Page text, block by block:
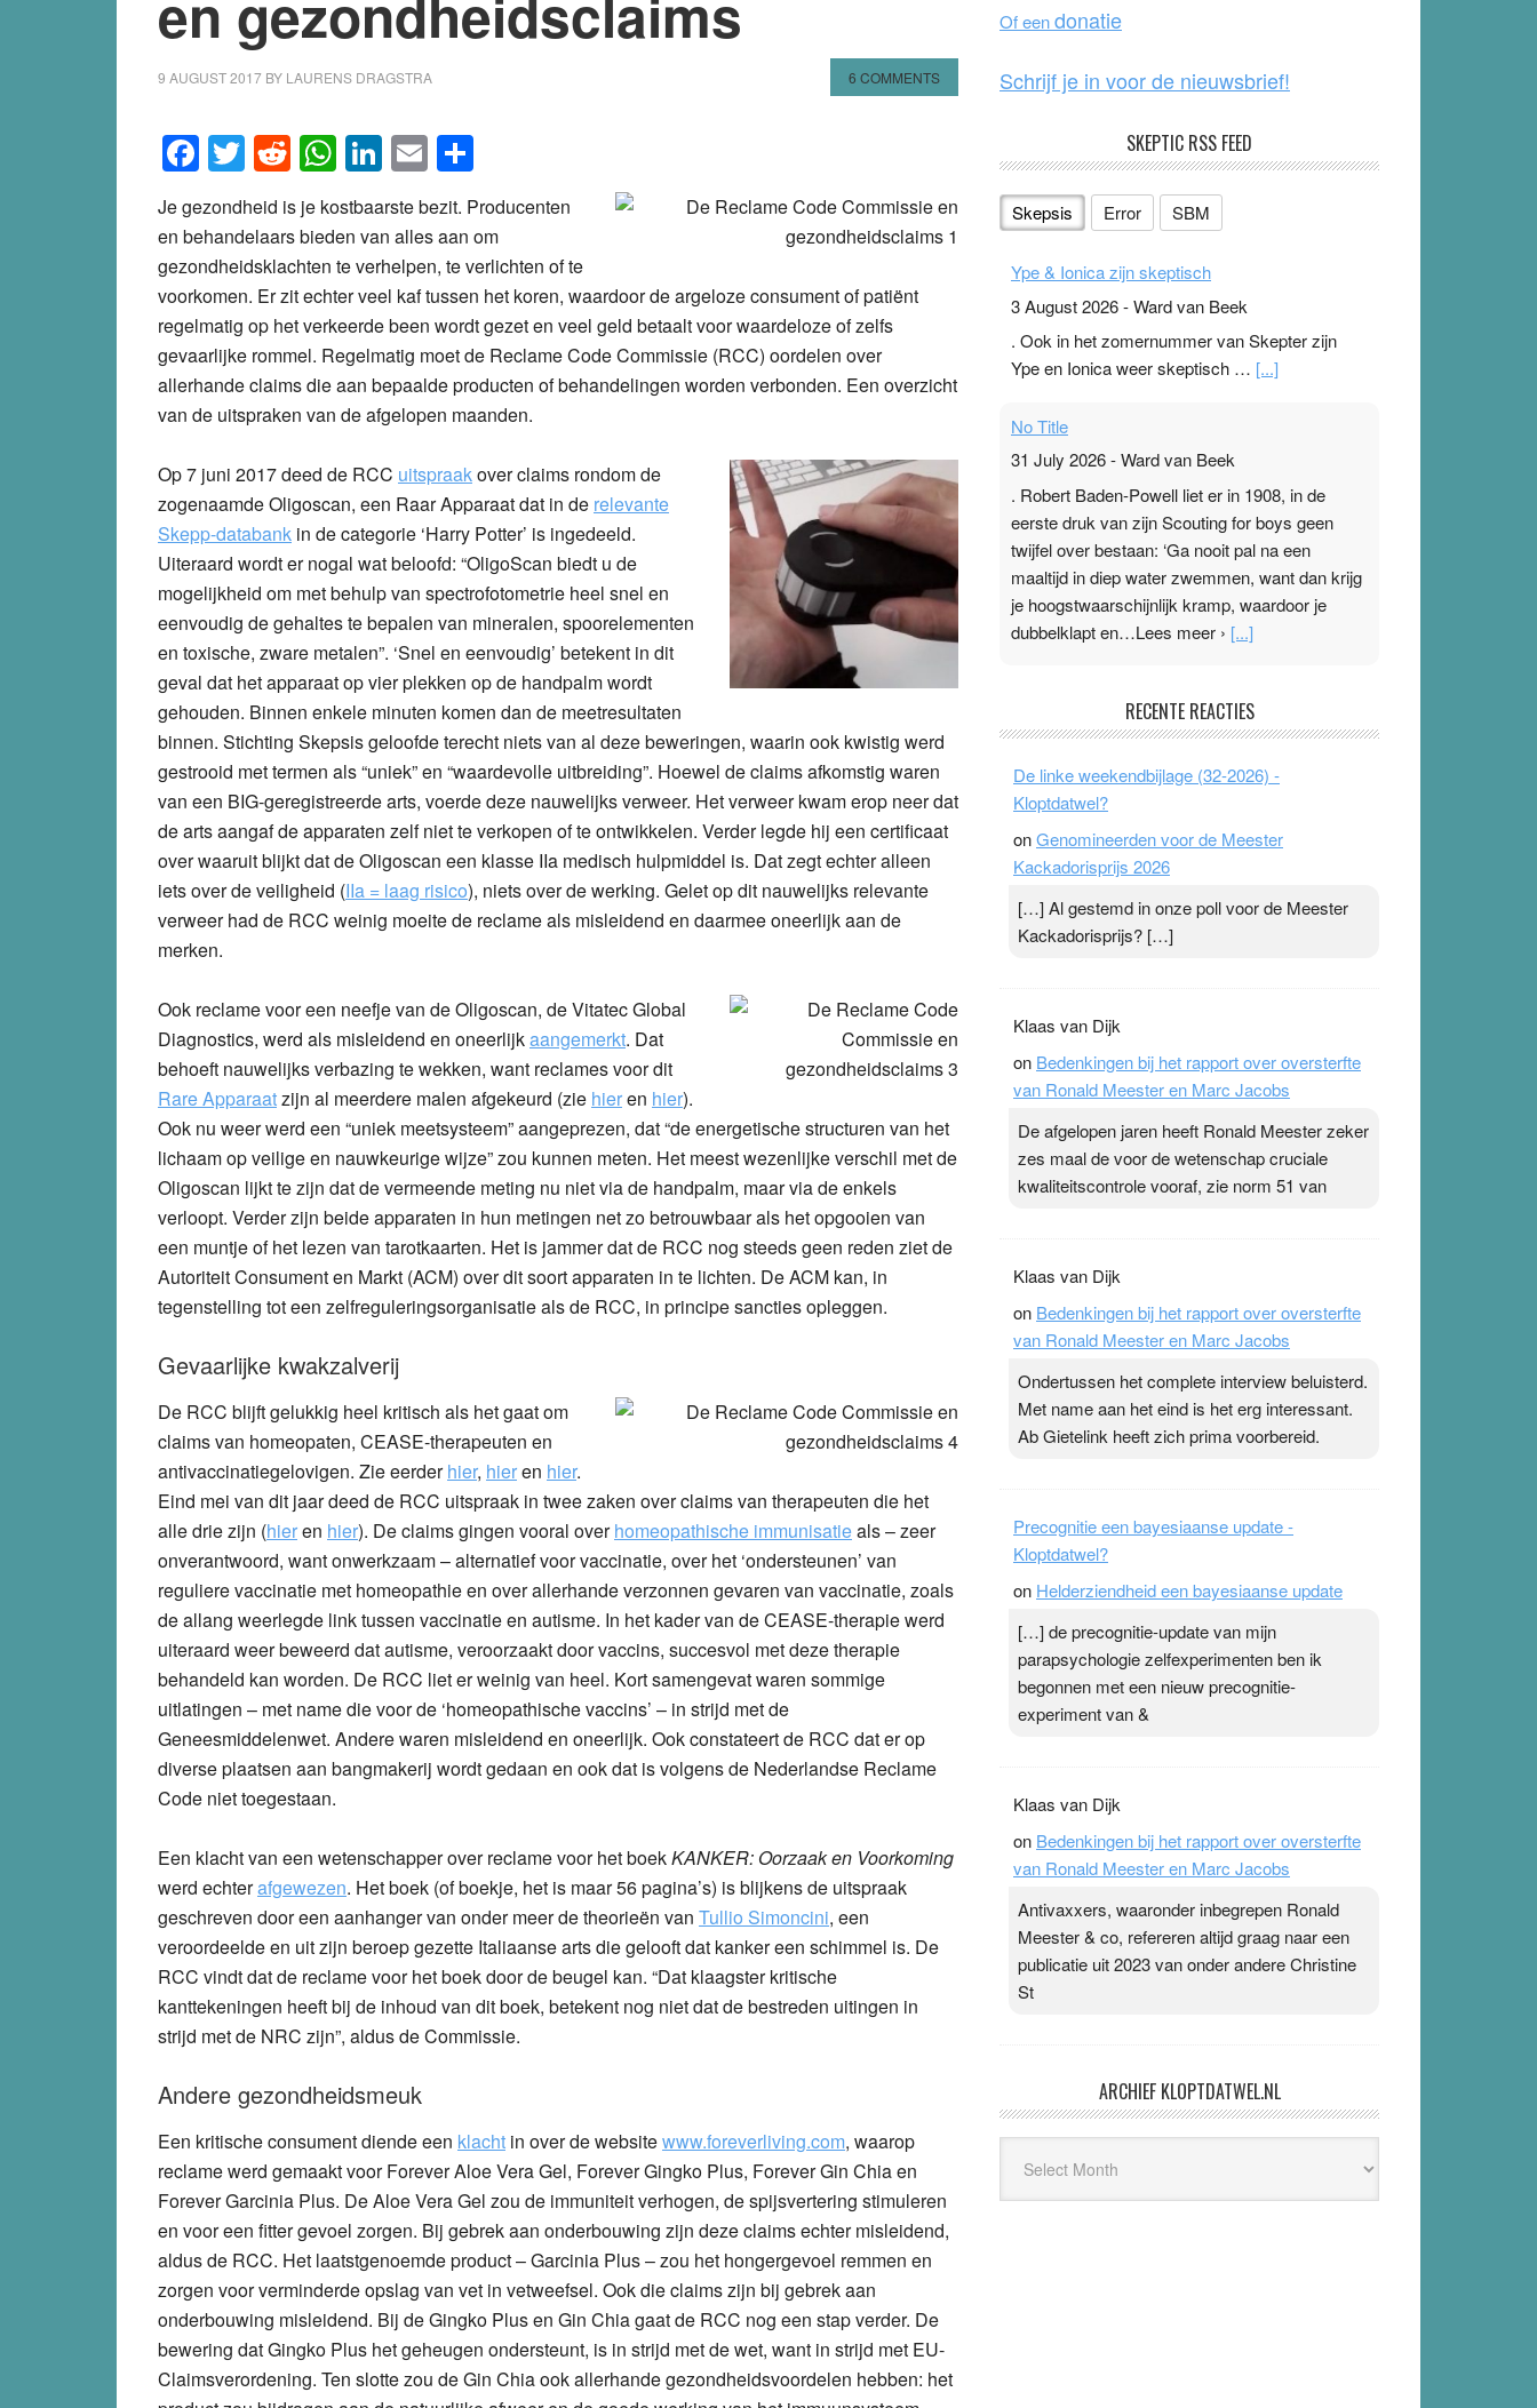
9 AUGUST 2017 BY LAURENS DRAGSTRA 6 COMMENTS
Facebook
Twitter
Reddit
WhatsApp
LinkedIn
Email
Je gezondheid is je kostbaarste bezit. Producenten
en behandelaars bieden van alles aan om
gezondheidsklachten te verhelpen, te verlichten of te
voorkomen. Er zit echter veel kaf tussen het koren, waardoor de argeloze consument of patiënt
regelmatig op het verkeerde been wordt gezet en veel geld betaalt voor waardeloze of zelfs
gevaarlijke rommel. Regelmatig moet de Reclame Code Commissie (RCC) oordelen over
allerhande claims die aan bepaalde producten of behandelingen worden verbonden. Een overzicht
van de uitspraken van de afgelopen maanden.
Op 7 juni 2017 deed de RCC uitspraakover claims rondom de
zogenaamdeOligoscan, een Raar Apparaat dat in de relevante
Skepp-databank in de categorie ‘Harry Potter’ is ingedeeld.
Uiteraard wordt er nogal wat beloofd: “OligoScan biedt u de
mogelijkheid om met behulp van spectrofotometrie heel snel en
eenvoudig de gehaltes te bepalen van mineralen, spoorelementen
en toxische, zware metalen”. ‘Snel en eenvoudig’ betekent in dit
geval dat het apparaat op vier plekken op de handpalm wordt
gehouden. Binnen enkele minuten komen dan de meetresultaten
binnen. Stichting Skepsis geloofde terecht niets van al deze beweringen, waarin ook kwistig werd
gestrooid met termen als “uniek” en “waardevolle uitbreiding”. Hoewel de claims afkomstig waren
van een BIG-geregistreerde arts, voerde deze nauwelijks verweer. Het verweer kwam erop neer dat
de arts aangaf de apparaten zelf niet te verkopen of te ontwikkelen. Verder legde hij een certificaat
over waaruit blijkt dat de Oligoscan een klasse IIa medisch hulpmiddel is. Dat zegt echter alleen
iets over de veiligheid (IIa = laag risico), niets over de werking. Gelet op dit nauwelijks relevante
verweer had de RCC weinig moeite de reclame als misleidend en daarmee oneerlijk aan de
merken.
Ook reclame voor een neefje van de Oligoscan, deVitatec Global
Diagnostics, werd als misleidend en oneerlijkaangemerkt. Dat
behoeft nauwelijks verbazing te wekken, want reclames voor dit
Rare Apparaatzijn al meerdere malen afgekeurd (zie hieren hier).
Ook nu weer werd een “uniek meetsysteem” aangeprezen, dat “de energetische structuren van het
lichaam op veilige en nauwkeurige wijze” zou kunnen meten. Het meest wezenlijke verschil met de
Oligoscan lijkt te zijn dat de vermeende meting nu niet via de handpalm, maar via de enkels
verloopt. Verder zijn beide apparaten in hun metingen net zo betrouwbaar als het opgooien van
een muntje of het lezen van tarotkaarten. Het is jammer dat de RCC nog steeds geen reden ziet de
Autoriteit Consument en Markt (ACM) over dit soort apparaten in te lichten. De ACM kan, in
tegenstelling tot een zelfreguleringsorganisatie als de RCC, in principe sancties opleggen.
Gevaarlijke kwakzalverij
De RCC blijft gelukkig heel kritisch als het gaat om
claims van homeopaten, CEASE-therapeuten en
antivaccinatiegelovigen. Zie eerderhier, hieren hier.
Eind mei van dit jaar deed de RCC uitspraak in twee zaken over claims van therapeuten die het
alle drie zijn (hieren hier). De claims gingen vooral overhomeopathische immunisatieals – zeer
onverantwoord, want onwerkzaam – alternatief voor vaccinatie, over het ‘ondersteunen’ van
reguliere vaccinatie met homeopathie en over allerhande verzonnen gevaren van vaccinatie, zoals
de allang weerlegde link tussen vaccinatie en autisme. In het kader van de CEASE-therapie werd
uiteraard weer beweerd dat autisme, veroorzaakt door vaccins, succesvol met deze therapie
behandeld kan worden. De RCC liet er weinig van heel. Kort samengevat waren sommige
uitlatingen – met name die voor de ‘homeopathische vaccins’ – in strijd met de
Geneesmiddelenwet. Andere waren misleidend en oneerlijk. Ook constateert de RCC dat er op
diverse plaatsen aan bangmakerij wordt gedaan en ook dat is volgens de Nederlandse Reclame
Code niet toegestaan.
Een klacht van een wetenschapper over reclame voor het boekKANKER: Oorzaak en Voorkoming
werd echterafgewezen. Het boek (of boekje, het is maar 56 pagina’s) is blijkens de uitspraak
geschreven door een aanhanger van onder meer de theorieën van Tullio Simoncini, een
veroordeelde en uit zijn beroep gezette Italiaanse arts die gelooft dat kanker een schimmel is. De
RCC vindt dat de reclame voor het boek door de beugel kan. “Dat klaagster kritische
kanttekeningen heeft bij de inhoud van dit boek, betekent nog niet dat de bestreden uitingen in
strijd met de NRC zijn”, aldus de Commissie.
Andere gezondheidsmeuk
Een kritische consument diende een klacht in over de websitewww.foreverliving.com, waarop
reclame werd gemaakt voorForever Aloe Vera Gel, Forever Gingko Plus, Forever Gin Chiaen
Forever Garcinia Plus. De Aloe Vera Gel zou de immuniteit verhogen, de spijsvertering stimuleren
en voor een fitter gevoel zorgen. Bij gebrek aan onderbouwing zijn deze claims echter misleidend,
aldus de RCC. Het laatstgenoemde product – Garcinia Plus – zou het hongergevoel remmen en
zorgen voor verminderde opslag van vet in vetweefsel. Ook die claims zijn bij gebrek aan
onderbouwing misleidend. Bij de Gingko Plus en Gin Chia gaat de RCC nog een stap verder. De
bewering dat Gingko Plus het geheugen ondersteunt, is in strijd met de wet, want in strijd met EU-
Claimsverordening. Ten slotte zou de Gin Chia ook allerhande gezondheidsvoordelen hebben: het
k
Of eendonatie
Schrijf je in voor de nieuwsbrief!
SKEPTIC RSS FEED
Skepsis Error SBM
Ype & Ionica zijn skeptisch
3 August 2026-Ward van Beek
. Ook in het zomernummer van Skepter zijn
Ype en Ionica weer skeptisch … [...]
No Title
31 July 2026-Ward van Beek
. Robert Baden-Powell liet er in 1908, in de
eerste druk van zijn Scouting for boys geen
twijfel over bestaan: ‘Ga nooit pal na een
maaltijd in diep water zwemmen, want dan krijg
je hoogstwaarschijnlijk kramp, waardoor je
dubbelklapt en…Lees meer › [...]
Ward van Beek
topsporters. Ze hopen ermee hun hartslag te
verlagen terwijl ze meer zuurstof opnemen.
Daarop heeft zo’n pleister geen effect. Maar het
gevoel ‘makkelijker te ademen’ kan goud waard
topspsort ›[...]
RECENTE REACTIES
De linke weekendbijlage (32-2026) -
Kloptdatwel?
onGenomineerden voor de Meester
Kackadorisprijs 2026
[…] Al gestemd in onze poll voor de Meester
Kackadorisprijs? […]
Klaas van Dijk
on Bedenkingen bij het rapport over oversterfte
van Ronald Meester en Marc Jacobs
De afgelopen jaren heeft Ronald Meester zeker
zes maal de voor de wetenschap cruciale
kwaliteitscontrole vooraf, zie norm 51 van
Klaas van Dijk
on Bedenkingen bij het rapport over oversterfte
van Ronald Meester en Marc Jacobs
Ondertussen het complete interview beluisterd.
Met name aan het eind is het erg interessant.
Ab Gietelink heeft zich prima voorbereid.
Precognitie een bayesiaanse update -
Kloptdatwel?
on Helderziendheid een bayesiaanse update
[…] de precognitie-update van mijn
parapsychologie zelfexperimenten ben ik
begonnen met een nieuw precognitie-
experiment van &
Klaas van Dijk
on Bedenkingen bij het rapport over oversterfte
van Ronald Meester en Marc Jacobs
Antivaxxers, waaronder inbegrepen Ronald
Meester & co, refereren altijd graag naar een
publicatie uit 2023 van onder andere Christine
St
ARCHIEF KLOPTDATWEL.NL
Kloptdatwel.nl